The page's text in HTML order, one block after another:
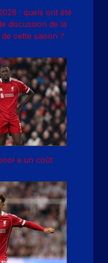
: quels ont été
discussion de la
cette saison ?
a un coût